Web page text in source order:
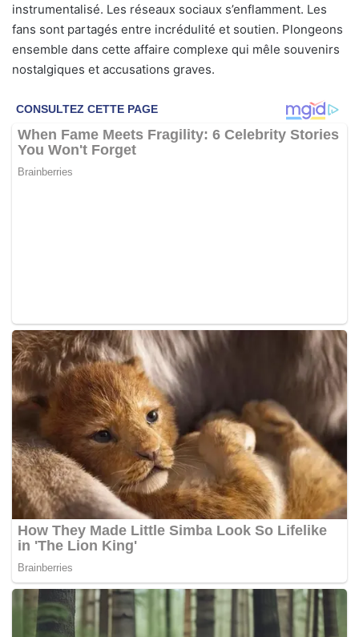
instrumentalisé. Les réseaux sociaux s’enflamment. Les
fans sont partagés entre incrédulité et soutien. Plongeons
ensemble dans cette affaire complexe qui mêle souvenirs
nostalgiques et accusations graves.